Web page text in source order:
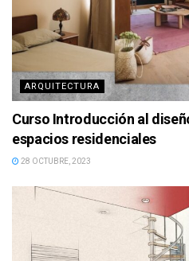
ARQUITECTURA
Curso Introducción al
espacios residenciales
28 OCTUBRE, 2023